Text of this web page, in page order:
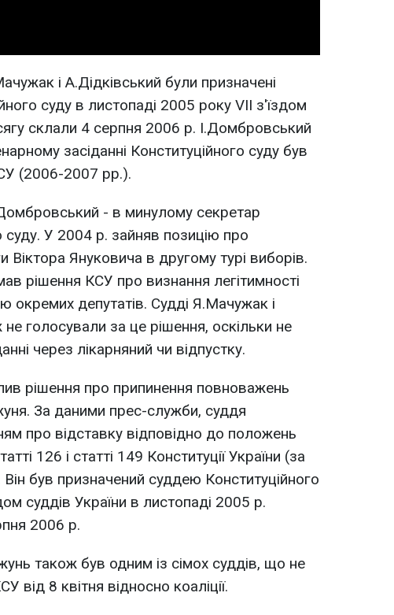
і А.Дідківський були призначені
суду в листопаді 2005 року VII з'їздом
склали 4 серпня 2006 р. І.Домбровський
засіданні Конституційного суду був
(2006-2007 рр.).
- в минулому секретар
У 2004 р. зайняв позицію про
Віктора Януковича в другому турі виборів.
рішення КСУ про визнання легітимності
окремих депутатів. Судді Я.Мачужак і
голосували за це рішення, оскільки не
через лікарняний чи відпустку.
рішення про припинення повноважень
За даними прес-служби, суддя
про відставку відповідно до положень
126 і статті 149 Конституції України (за
був призначений суддею Конституційного
суддів України в листопаді 2005 р.
2006 р.
також був одним із сімох суддів, що не
від 8 квітня відносно коаліції.